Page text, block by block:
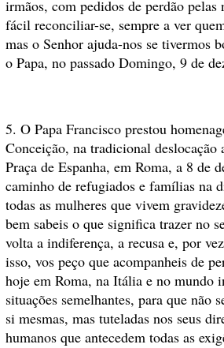
irmãos, com pedidos de perdão pelas
fácil reconciliar-se, sempre a ver
mas o Senhor ajuda-nos se tivermos
o Papa, no passado Domingo, 9 de
5. O Papa Francisco prestou
Conceição, na tradicional deslocação
Praça de Espanha, em Roma, a 8 de
caminho de refugiados e famílias na
todas as mulheres que vivem
bem sabeis o que significa trazer no
volta a indiferença, a recusa e, por
isso, vos peço que acompanheis de
hoje em Roma, na Itália e no mundo
situações semelhantes, para que não
si mesmas, mas tuteladas nos seus
humanos que antecedem todas as